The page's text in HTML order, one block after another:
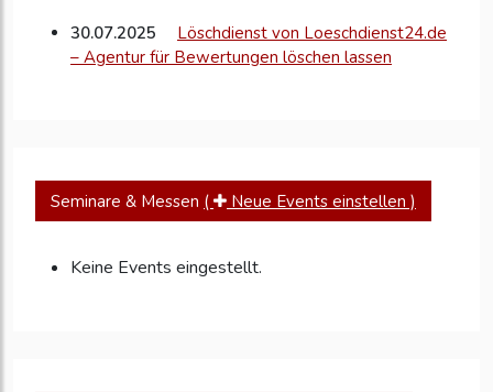
30.07.2025
Löschdienst von Loeschdienst24.de
– Agentur für Bewertungen löschen lassen
Seminare & Messen ( Neue Events einstellen )
Keine Events eingestellt.